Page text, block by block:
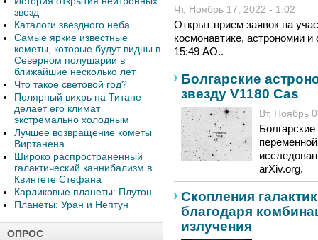
звезд
Каталоги звёздного неба
Самые яркие известные
кометы, которые будут видны в
Северном полушарии в
ближайшие несколько лет
Что такое световой год?
Полярный вихрь на Титане
делает его климат
экстремально холодным
Лучшее возвращение кометы
Виртанена
Широко распространенный
галактический каннибализм в
Квинтете Стефана
Карликовые планеты: Плутон
Планеты: Уран и Нептун
ОПРОС
Чт, Ноябрь 17, 2022 - 1:02
Открыт прием заявок на
космонавтике, астрономии
15:49 АО..
Болгарские
звезду V1180 Cas
Вт, Ноябрь
arXiv.org.
Скопления
благодаря
излучения